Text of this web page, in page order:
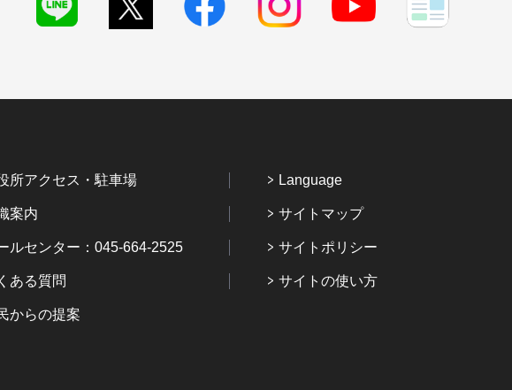
所アクセス・駐車場
案内
ルセンター：045-664-2525
ある質問
からの提案
Language
サイトマップ
サイトポリシー
サイトの使い方